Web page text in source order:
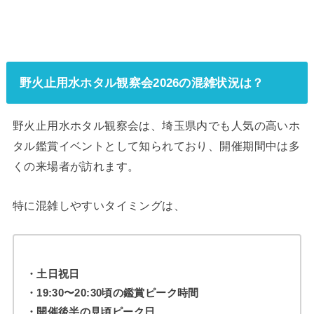
野火止用水ホタル観察会2026の混雑状況は？
野火止用水ホタル観察会は、埼玉県内でも人気の高いホ
タル鑑賞イベントとして知られており、開催期間中は多
くの来場者が訪れます。
特に混雑しやすいタイミングは、
・土日祝日
・19:30〜20:30頃の鑑賞ピーク時間